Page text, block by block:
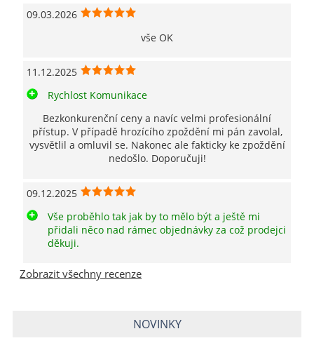
09.03.2026
vše OK
11.12.2025
Rychlost Komunikace
Bezkonkurenční ceny a navíc velmi profesionální
přístup. V případě hrozícího zpoždění mi pán zavolal,
vysvětlil a omluvil se. Nakonec ale fakticky ke zpoždění
nedošlo. Doporučuji!
09.12.2025
Vše proběhlo tak jak by to mělo být a ještě mi
přidali něco nad rámec objednávky za což prodejci
děkuji.
Zobrazit všechny recenze
NOVINKY